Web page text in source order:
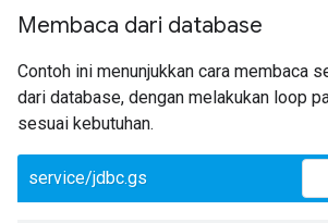
Membaca dari database
Contoh ini menunjukkan cara membaca
dari database, dengan melakukan loop
sesuai kebutuhan.
service/jdbc.gs